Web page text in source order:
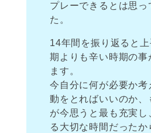
プレーできるとは思っ
た。
14年間を振り返ると
期よりも辛い時期の
ます。
今自分に何が必要か
動をとればいいのか、
が今思うと最も充実
る大切な時間だったか